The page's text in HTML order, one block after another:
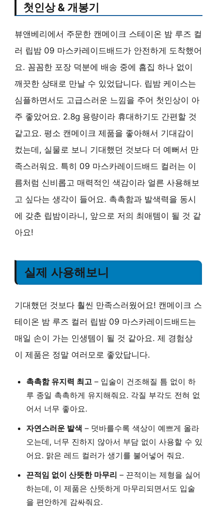
첫인상 & 개봉기
뷰앤베리에서 주문한 캔메이크 스테이온 밤 루즈 컬
러 립밤 09 마스카레이드배드가 안전하게 도착했어
요. 꼼꼼한 포장 덕분에 배송 중에 흠집 하나 없이
깨끗한 상태로 만날 수 있었답니다. 립밤 케이스는
심플하면서도 고급스러운 느낌을 주어 첫인상이 아
주 좋았어요. 2.8g 용량이라 휴대하기도 간편할 것
같고요. 평소 캔메이크 제품을 좋아해서 기대감이
컸는데, 실물로 보니 기대했던 것보다 더 예뻐서 만
족스러워요. 특히 09 마스카레이드배드 컬러는 이
름처럼 신비롭고 매력적인 색감이라 얼른 사용해보
고 싶다는 생각이 들어요. 촉촉함과 발색력을 동시
에 갖춘 립밤이라니, 앞으로 저의 최애템이 될 것 같
아요!
실제 사용해보니
기대했던 것보다 훨씬 만족스러웠어요! 캔메이크 스
테이온 밤 루즈 컬러 립밤 09 마스카레이드배드는
매일 손이 가는 인생템이 될 것 같아요. 제 경험상
이 제품은 정말 여러모로 좋았답니다.
촉촉함 유지력 최고 – 입술이 건조해질 틈 없이 하
루 종일 촉촉하게 유지해줘요. 각질 부각도 전혀 없
어서 너무 좋아요.
자연스러운 발색 – 덧바를수록 색상이 예쁘게 올라
오는데, 너무 진하지 않아서 부담 없이 사용할 수 있
어요. 맑은 레드 컬러가 생기를 불어넣어 줘요.
끈적임 없이 산뜻한 마무리 – 끈적이는 제형을 싫어
하는데, 이 제품은 산뜻하게 마무리되면서도 입술
을 편안하게 감싸줘요.